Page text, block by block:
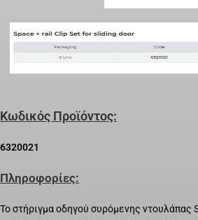
Κωδικός Προϊόντος:
6320021
Πληροφορίες:
Το στήριγμα οδηγού συρόμενης ντουλάπας